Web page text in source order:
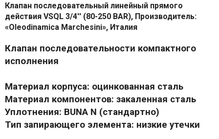
Клапан последовательный линейный прямого
действия VSQL 3/4'' (80-250 BAR), Производитель:
«Oleodinamica Marchesini», Италия
Клапан последовательности компактного
исполнения
Материал корпуса: оцинкованная сталь
Материал компонентов: закаленная сталь
Уплотнения: BUNA N (стандартно)
Тип запирающего элемента: низкие утечки